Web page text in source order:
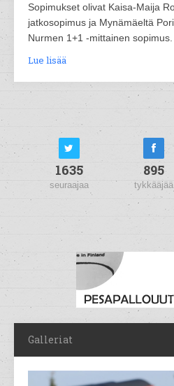
Sopimukset olivat Kaisa-Maija
jatkosopimus ja Mynämäeltä
Nurmen 1+1 -mittainen sopimus.
Lue lisää
1635
seuraajaa
895
tykkääjää
Galleriat